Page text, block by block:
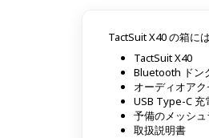
TactSuit X40 の箱に
TactSuit X40
Bluetooth ドン
オーディオア
USB Type-C 充
予備のメッシ
取扱説明書